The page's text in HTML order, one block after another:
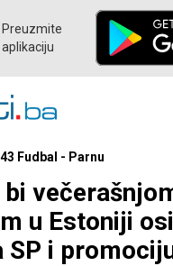
Preuzmite
aplikaciju
Fudbal - Parnu
u Estoniji
SP i